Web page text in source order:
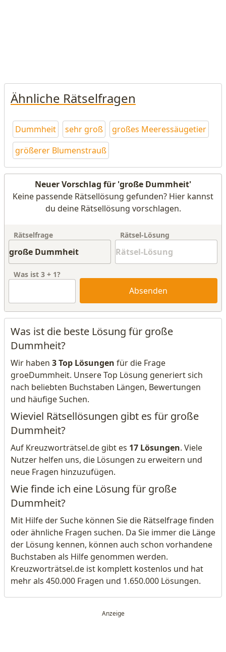
Ähnliche Rätselfragen
Dummheit sehr groß
großes Meeressäugetier
größerer Blumenstrauß
Neuer Vorschlag für 'große Dummheit'
Keine passende Rätsellösung gefunden? Hier kannst
du deine Rätsellösung vorschlagen.
Rätselfrage Rätsel-Lösung
Was ist 3 + 1?
Absenden
Was ist die beste Lösung für große
Dummheit?
Wir haben 3 Top Lösungen für die Frage
groeDummheit. Unsere Top Lösung generiert sich
nach beliebten Buchstaben Längen, Bewertungen
und häufige Suchen.
Wieviel Rätsellösungen gibt es für große
Dummheit?
Auf Kreuzworträtsel.de gibt es 17 Lösungen. Viele
Nutzer helfen uns, die Lösungen zu erweitern und
neue Fragen hinzuzufügen.
Wie finde ich eine Lösung für große
Dummheit?
Mit Hilfe der Suche können Sie die Rätselfrage finden
oder ähnliche Fragen suchen. Da Sie immer die Länge
der Lösung kennen, können auch schon vorhandene
Buchstaben als Hilfe genommen werden.
Kreuzworträtsel.de ist komplett kostenlos und hat
mehr als 450.000 Fragen und 1.650.000 Lösungen.